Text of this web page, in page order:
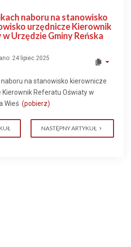
naboru na stanowisko
urzędnicze Kierownik
Urzędzie Gminy Reńska
24 lipiec 2025
na stanowisko kierownicze
Referatu Oświaty w
Wieś (pobierz)
NASTĘPNY ARTYKUŁ